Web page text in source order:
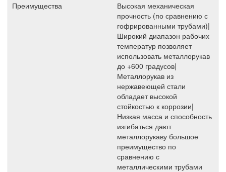
Преимущества
Высокая механическая
прочность (по сравнению с
гофрированными трубами)|
Широкий диапазон рабочих
температур позволяет
использовать металлорукав
до +600 градусов|
Металлорукав из
нержавеющей стали
обладает высокой
стойкостью к коррозии|
Низкая масса и способность
изгибаться дают
металлорукаву большое
преимущество по
сравнению с
металлическими трубами